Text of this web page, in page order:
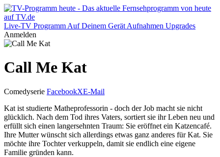
Live-TV Programm Auf Deinem Gerät Aufnahmen Upgrades
Anmelden
Call Me Kat
Comedyserie FacebookXE-Mail
Kat ist studierte Matheprofessorin - doch der Job macht sie nicht
glücklich. Nach dem Tod ihres Vaters, sortiert sie ihr Leben neu und
erfüllt sich einen langersehnten Traum: Sie eröffnet ein Katzencafé.
Ihre Mutter wünscht sich allerdings etwas ganz anderes für Kat. Sie
möchte ihre Tochter verkuppeln, damit sie endlich eine eigene
Familie gründen kann.